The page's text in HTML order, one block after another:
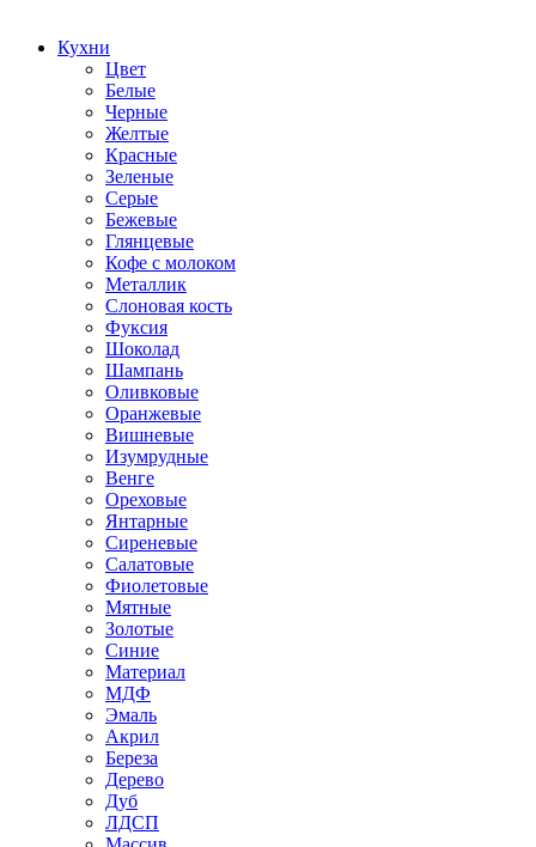
Кухни
Цвет
Белые
Черные
Желтые
Красные
Зеленые
Серые
Бежевые
Глянцевые
Кофе с молоком
Металлик
Слоновая кость
Фуксия
Шоколад
Шампань
Оливковые
Оранжевые
Вишневые
Изумрудные
Венге
Ореховые
Янтарные
Сиреневые
Салатовые
Фиолетовые
Мятные
Золотые
Синие
Материал
МДФ
Эмаль
Акрил
Береза
Дерево
Дуб
ЛДСП